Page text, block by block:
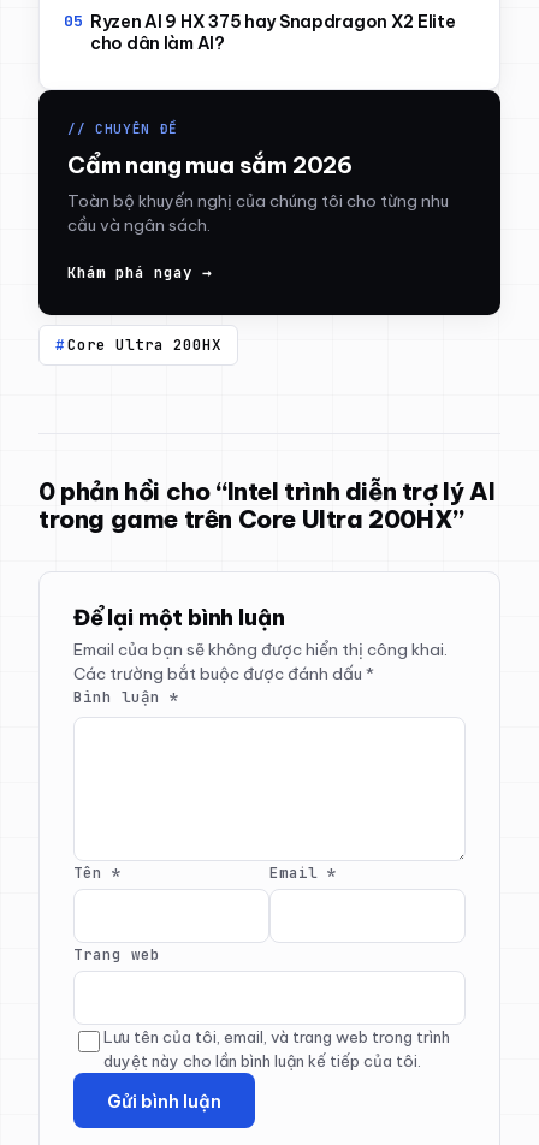
Ryzen AI 9 HX 375 hay Snapdragon X2 Elite
cho dân làm AI?
// CHUYÊN ĐỀ
Cẩm nang mua sắm 2026
Toàn bộ khuyến nghị của chúng tôi cho từng nhu
cầu và ngân sách.
Khám phá ngay →
Core Ultra 200HX
0 phản hồi cho “Intel trình diễn trợ lý AI
trong game trên Core Ultra 200HX”
Để lại một bình luận
Email của bạn sẽ không được hiển thị công khai.
Các trường bắt buộc được đánh dấu *
Bình luận *
Tên * Email *
Trang web
Lưu tên của tôi, email, và trang web trong trình
duyệt này cho lần bình luận kế tiếp của tôi.